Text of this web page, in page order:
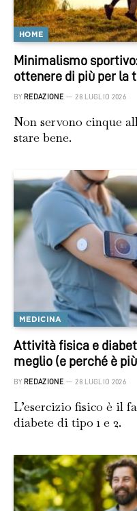
HOME
Minimalismo
ottenere di più per la
BY REDAZIONE 28 LUGLIO 2026
Non servono cinque
stare bene.
MEDICINA
Attività fisica e
meglio (e perché è
BY REDAZIONE 28 LUGLIO 2026
L’esercizio fisico è il
diabete di tipo 1 e 2.